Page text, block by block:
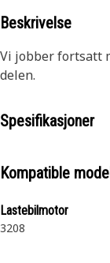
Beskrivelse
Vi jobber fortsatt
delen.
Spesifikasjoner
Kompatible
Lastebilmotor
3208